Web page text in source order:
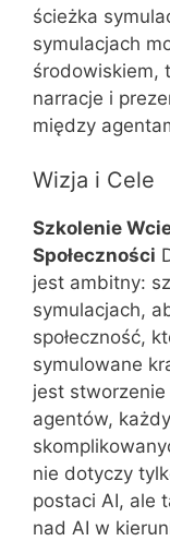
ścieżka
symulacjach
środowiskiem,
narracje i
między
Wizja i Cele
Szkolenie
Społeczności
jest ambitny:
symulacjach,
społeczność,
symulowane
jest
agentów,
nie dotyczy
postaci AI, ale
nad AI w